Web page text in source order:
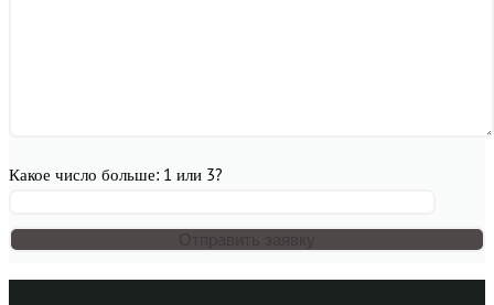
Какое число больше: 1 или 3?